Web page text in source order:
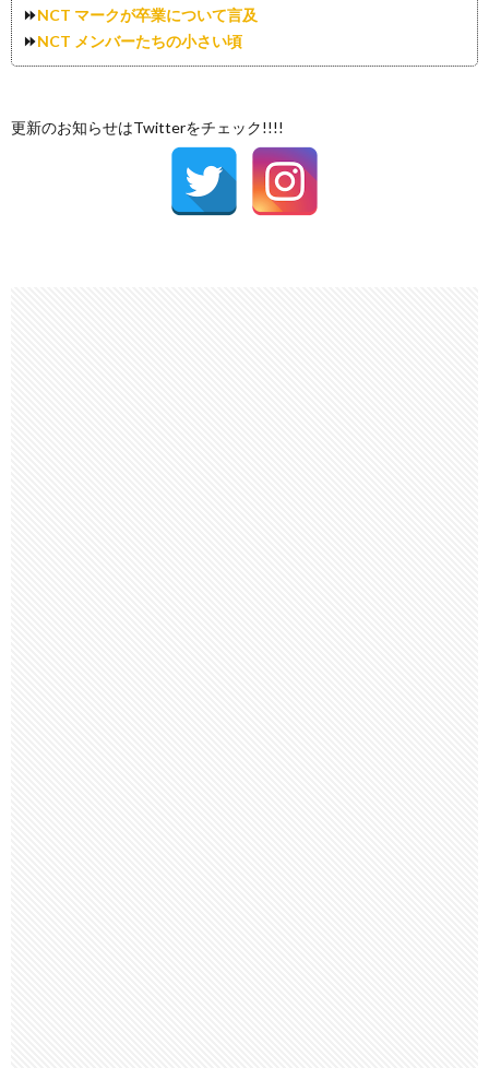
⏩NCT マークが卒業について言及
⏩NCT メンバーたちの小さい頃
更新のお知らせはTwitterをチェック!!!!